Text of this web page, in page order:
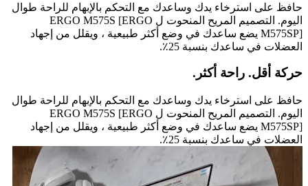
حافظ على استرخاء يدك وساعدك مع التحكم بالإبهام للراحة طوال
اليوم. التصميم المريح المنحوت ل ERGO M575S [ERGO
M575SP] يضع ساعدك في وضع أكثر طبيعية ، ويقلل من إجهاد
العضلات في ساعدك بنسبة 25٪.
حركة أقل. راحة أكثر.
حافظ على استرخاء يدك وساعدك مع التحكم بالإبهام للراحة طوال
اليوم. التصميم المريح المنحوت ل ERGO M575S [ERGO
M575SP] يضع ساعدك في وضع أكثر طبيعية ، ويقلل من إجهاد
العضلات في ساعدك بنسبة 25٪.